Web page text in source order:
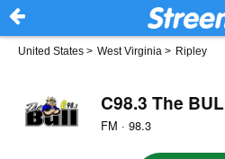
United States > West Virginia > Ripley
C98.3 The
FM · 98.3